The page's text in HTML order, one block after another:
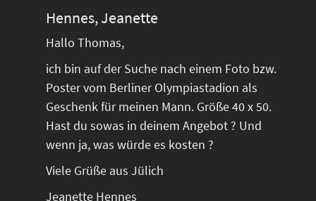
Hennes, Jeanette
Hallo Thomas,
ich bin auf der Suche nach einem Foto bzw.
Poster vom Berliner Olympiastadion als
Geschenk für meinen Mann. Größe 40 x 50.
Hast du sowas in deinem Angebot ? Und
wenn ja, was würde es kosten ?
Viele Grüße aus Jülich
Jeanette Hennes